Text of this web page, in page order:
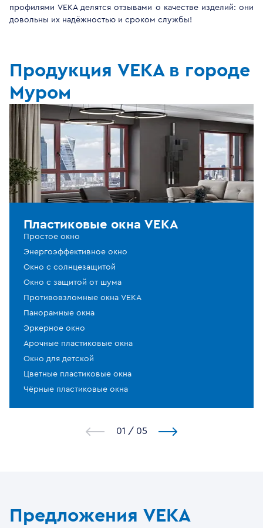
профилями VEKA делятся отзывами о качестве изделий: они
довольны их надёжностью и сроком службы!
Продукция VEKA в городе
Муром
Пластиковые окна VEKA
Простое окно
Энергоэффективное окно
Окно с солнцезащитой
Окно с защитой от шума
Противовзломные окна VEKA
Панорамные окна
Эркерное окно
Арочные пластиковые окна
Окно для детской
Цветные пластиковые окна
Чёрные пластиковые окна
1 / 5
Предложения VEKA